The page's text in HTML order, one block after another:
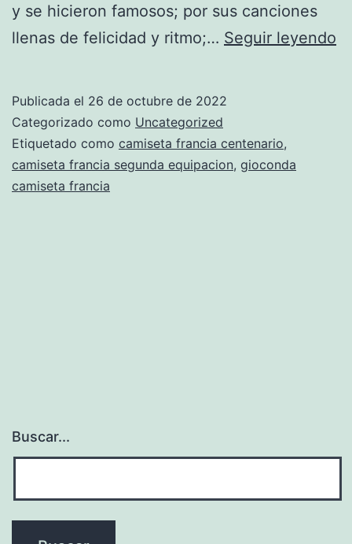
y se hicieron famosos; por sus canciones
llenas de felicidad y ritmo;… Seguir leyendo
Publicada el 26 de octubre de 2022
Categorizado como Uncategorized
Etiquetado como camiseta francia centenario,
camiseta francia segunda equipacion, gioconda
camiseta francia
Buscar...